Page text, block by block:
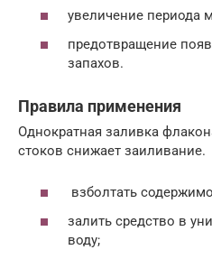
увеличение периода
предотвращение
запахов.
Правила применения
Однократная заливка
стоков снижает заиливание.
взболтать
залить средство в
воду;